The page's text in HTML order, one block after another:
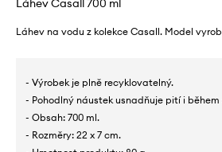
Láhev Casall 700 ml
Láhev na vodu z kolekce Casall. Model
- Výrobek je plně recyklovatelný.
- Pohodlný náustek usnadňuje pití i
- Obsah: 700 ml.
- Rozměry: 22 x 7 cm.